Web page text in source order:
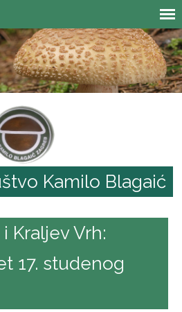
Kamilo Blagaić
Kraljev Vrh:
17. studenog